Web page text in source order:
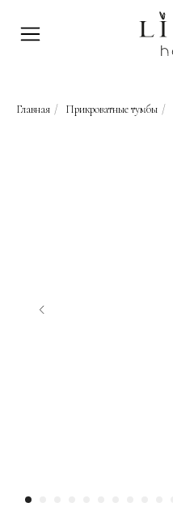
Главная / Прикроватные тумбы /